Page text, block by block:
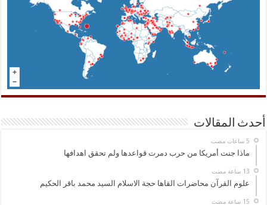
أحدث المقالات
ماذا جنت أمريكا من حرب دمرت قواعدها ولم تحقق اهدافها
علوم القرآن محاضرات القاها حجة الاسلام السيد محمد باقر الحكيم